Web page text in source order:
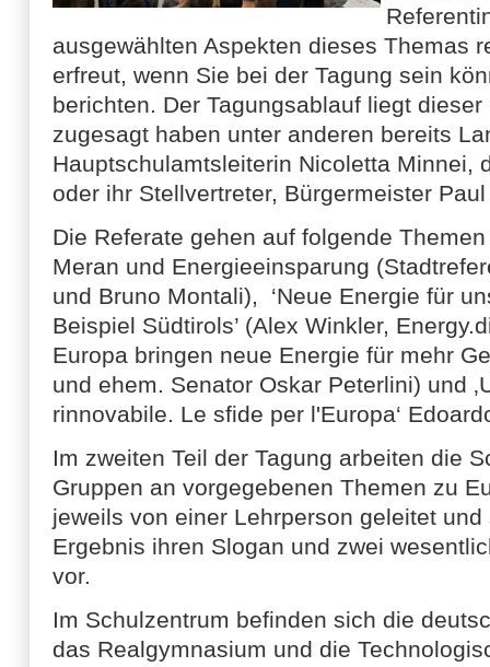
ausgewählten Aspekten dieses Themas
erfreut, wenn Sie bei der Tagung sein
berichten. Der Tagungsablauf liegt
zugesagt haben unter anderen bereits
Hauptschulamtsleiterin Nicoletta Minnei,
oder ihr Stellvertreter, Bürgermeister
Die Referate gehen auf folgende
Meran und Energieeinsparung
und Bruno Montali), ‘Neue Energie für
Beispiel Südtirols’ (Alex Winkler,
Europa bringen neue Energie für mehr
und ehem. Senator Oskar Peterlini) und
rinnovabile. Le sfide per l'Europa‘
Im zweiten Teil der Tagung arbeiten die
Gruppen an vorgegebenen Themen zu
jeweils von einer Lehrperson geleitet
Ergebnis ihren Slogan und zwei
vor.
Im Schulzentrum befinden sich die
das Realgymnasium und die